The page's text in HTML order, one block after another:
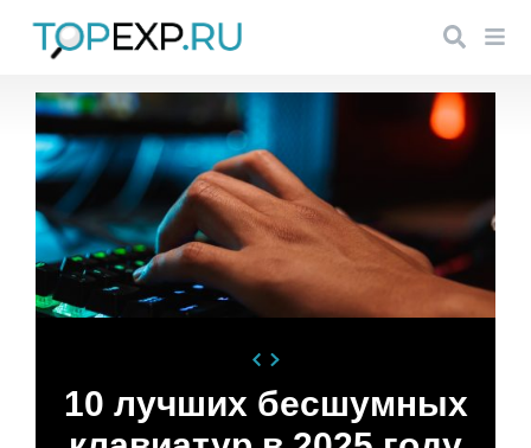
10 лучших бесшумных